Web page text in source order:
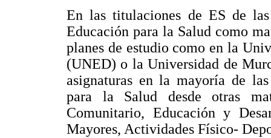
En las titulaciones de ES de las
Educación para la Salud como
planes de estudio como en la
(UNED) o la Universidad de
asignaturas en la mayoría de
para la Salud desde otras
Comunitario, Educación y
Mayores, Actividades Físico-